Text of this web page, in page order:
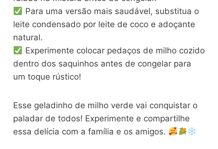
Para uma versão mais saudável, substitua o
leite condensado por leite de coco e adoçante
natural.
Experimente colocar pedaços de milho cozido
dentro dos saquinhos antes de congelar para
um toque rústico!
Esse geladinho de milho verde vai conquistar o
paladar de todos! Experimente e compartilhe
essa delícia com a família e os amigos.